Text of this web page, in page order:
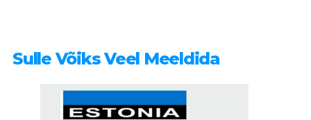
Sulle Võiks Veel Meeldida